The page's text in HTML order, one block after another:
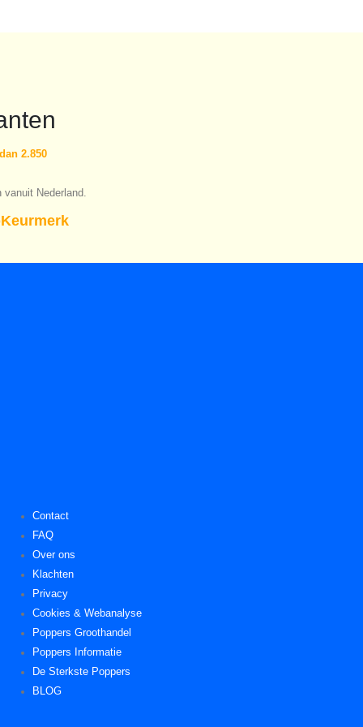
2.850
Nederland.
Contact
FAQ
Over ons
Klachten
Privacy
Cookies & Webanalyse
Poppers Groothandel
Poppers Informatie
De Sterkste Poppers
BLOG